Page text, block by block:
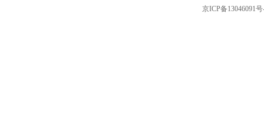
京ICP备13046091号